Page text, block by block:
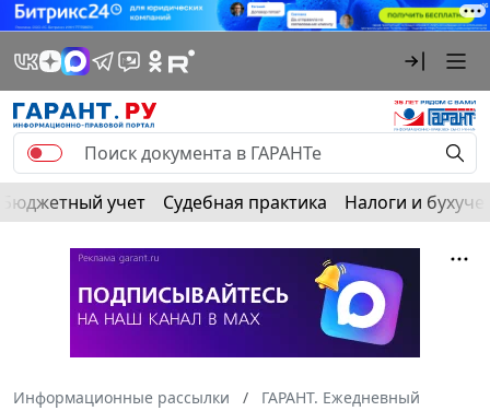
Бюджетный учет Судебная практика Налоги и
Информационные рассылки
ГАРАНТ. Ежедневный